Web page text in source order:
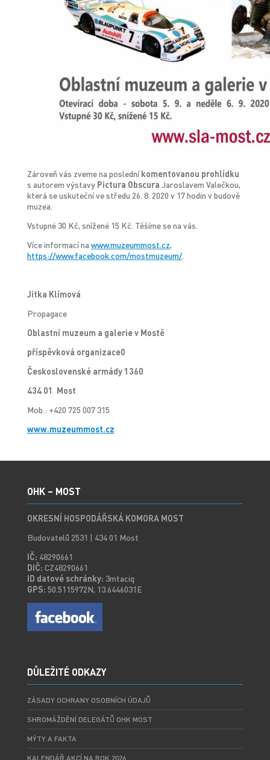
Zároveň vás zveme na poslední komentovanou prohlídku
s autorem výstavy Pictura Obscura Jaroslavem Valečkou,
která se uskuteční ve středu 26. 8. 2020 v 17 hodin v budově
muzea.
Vstupné 30 Kč, snížené 15 Kč. Těšíme se na vás.
Více informací na www.muzeummost.cz,
https://www.facebook.com/mostmuzeum/.
Jitka Klímová
Propagace
Oblastní muzeum a galerie v Mostě
příspěvková organizace0
Československé armády 1360
434 01 Most
Mob.: +420 725 007 315
www.muzeummost.cz
OHK – MOST
OKRESNÍ HOSPODÁŘSKÁ KOMORA MOST
Budovatelů 2531 | 434 01 Most
IČ: 48290661
DIČ: CZ48290661
ID datové schránky: 3mtaciq
GPS: 50.5115972N, 13.6446031E
DŮLEŽITÉ ODKAZY
ZÁSADY OCHRANY OSOBNÍCH ÚDAJŮ
SHROMÁŽDĚNÍ DELEGÁTŮ OHK MOST
MÝTY A FAKTA
KALENDÁŘ AKCÍ NA ROK 2026